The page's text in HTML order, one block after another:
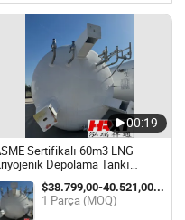
00:19
Sertifikalı 60m3 LNG
Depolama Tankı
Gaz Tedariki için
$38.799,00-40.521,00 / Parça
1 Parça (MOQ)